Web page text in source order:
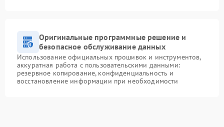
Оригинальные программные решение и
безопасное обслуживание данных
Использование официальных прошивок и инструментов,
аккуратная работа с пользовательскими данными:
резервное копирование, конфиденциальность и
восстановление информации при необходимости